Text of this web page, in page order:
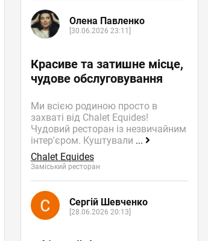
Олена Павленко
[30.06.2026 23:11]
Красиве та затишне місце,
чудове обслуговування
Ми всією родиною просто в
захваті від Chalet Equides!
Чудовий ресторан із незвичайним
інтер'єром. Куштували ...
Chalet Equides
Заміський ресторан
Сергій Шевченко
[28.06.2026 20:13]